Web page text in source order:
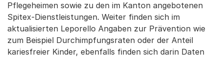
Pflegeheimen sowie zu den im Kanton angebotenen
Spitex-Dienstleistungen. Weiter finden sich im
aktualisierten Leporello Angaben zur Prävention wie
zum Beispiel Durchimpfungsraten oder der Anteil
kariesfreier Kinder, ebenfalls finden sich darin Daten